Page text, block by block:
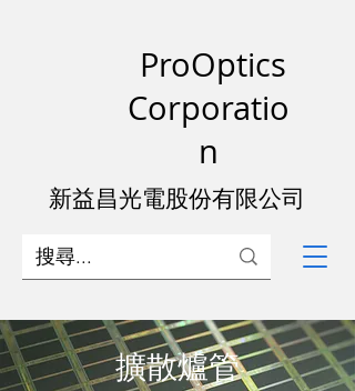
ProOptics
Corporatio
n
新益昌光電股份有限公司
擴散爐管